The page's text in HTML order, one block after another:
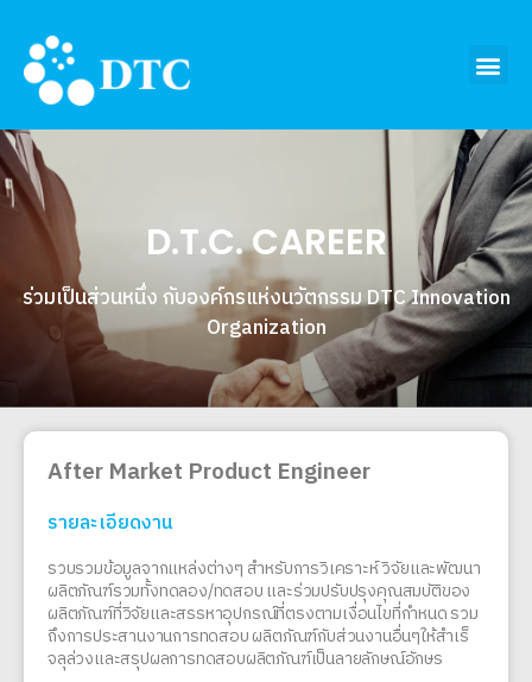
D.T.C. CAREER
ร่วมเป็นส่วนหนึ่ง กับองค์กรแห่งนวัตกรรม DTC Innovation
Organization
After Market Product Engineer
รายละเอียดงาน
รวบรวมข้อมูลจากแหล่งต่างๆ สําหรับการวิเคราะห์ วิจัยและพัฒนา
ผลิตภัณฑ์รวมทั้งทดลอง/ทดสอบ และร่วมปรับปรุงคุณสมบัติของ
ผลิตภัณฑ์ที่วิจัยและสรรหาอุปกรณ์ที่ตรงตามเงื่อนไขที่กําหนด รวม
ถึงการประสานงานการทดสอบ ผลิตภัณฑ์กับส่วนงานอื่นๆให้สําเร็
จลุล่วงและสรุปผลการทดสอบผลิตภัณฑ์เป็นลายลักษณ์อักษร